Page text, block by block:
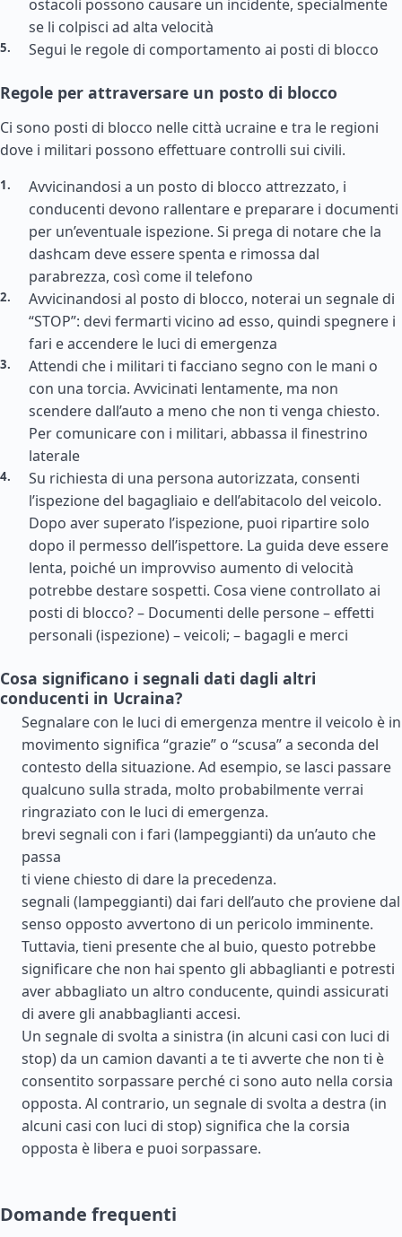
ostacoli possono causare un incidente, specialmente
se li colpisci ad alta velocità
Segui le regole di comportamento ai posti di blocco
Regole per attraversare un posto di blocco
Ci sono posti di blocco nelle città ucraine e tra le regioni
dove i militari possono effettuare controlli sui civili.
Avvicinandosi a un posto di blocco attrezzato, i
conducenti devono rallentare e preparare i documenti
per un’eventuale ispezione. Si prega di notare che la
dashcam deve essere spenta e rimossa dal
parabrezza, così come il telefono
Avvicinandosi al posto di blocco, noterai un segnale di
“STOP”: devi fermarti vicino ad esso, quindi spegnere i
fari e accendere le luci di emergenza
Attendi che i militari ti facciano segno con le mani o
con una torcia. Avvicinati lentamente, ma non
scendere dall’auto a meno che non ti venga chiesto.
Per comunicare con i militari, abbassa il finestrino
laterale
Su richiesta di una persona autorizzata, consenti
l’ispezione del bagagliaio e dell’abitacolo del veicolo.
Dopo aver superato l’ispezione, puoi ripartire solo
dopo il permesso dell’ispettore. La guida deve essere
lenta, poiché un improvviso aumento di velocità
potrebbe destare sospetti. Cosa viene controllato ai
posti di blocco? – Documenti delle persone – effetti
personali (ispezione) – veicoli; – bagagli e merci
Cosa significano i segnali dati dagli altri
conducenti in Ucraina?
Segnalare con le luci di emergenza mentre il veicolo è in
movimento significa “grazie” o “scusa” a seconda del
contesto della situazione. Ad esempio, se lasci passare
qualcuno sulla strada, molto probabilmente verrai
ringraziato con le luci di emergenza.
brevi segnali con i fari (lampeggianti) da un’auto che
passa
ti viene chiesto di dare la precedenza.
segnali (lampeggianti) dai fari dell’auto che proviene dal
senso opposto avvertono di un pericolo imminente.
Tuttavia, tieni presente che al buio, questo potrebbe
significare che non hai spento gli abbaglianti e potresti
aver abbagliato un altro conducente, quindi assicurati
di avere gli anabbaglianti accesi.
Un segnale di svolta a sinistra (in alcuni casi con luci di
stop) da un camion davanti a te ti avverte che non ti è
consentito sorpassare perché ci sono auto nella corsia
opposta. Al contrario, un segnale di svolta a destra (in
alcuni casi con luci di stop) significa che la corsia
opposta è libera e puoi sorpassare.
Domande frequenti